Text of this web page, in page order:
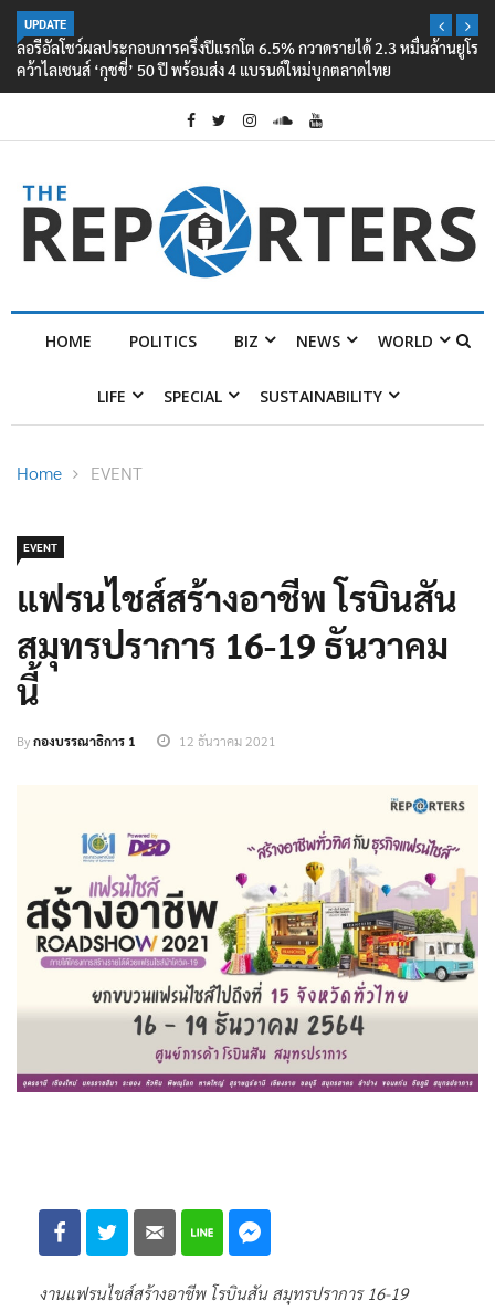
UPDATE
ลอรีอัลโชว์ผลประกอบการครึ่งปีแรกโต 6.5% กวาดรายได้ 2.3 หมื่นล้านยูโร
คว้าไลเซนส์ ‘กุชชี่’ 50 ปี พร้อมส่ง 4 แบรนด์ใหม่บุกตลาดไทย
HOME POLITICS BIZ NEWS WORLD
LIFE SPECIAL SUSTAINABILITY
Home EVENT
EVENT
แฟรนไชส์สร้างอาชีพ โรบินสัน
สมุทรปราการ 16-19 ธันวาคม
นี้
Byกองบรรณาธิการ 1 12 ธันวาคม 2021
งานแฟรนไชส์สร้างอาชีพ โรบินสัน สมุทรปราการ 16-19